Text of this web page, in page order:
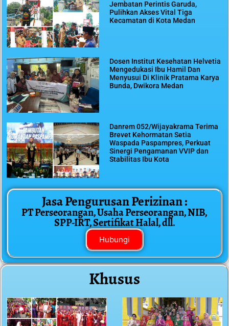
Jembatan Perintis Garuda,
Pulihkan Akses Vital Tiga
Kecamatan di Kota Medan
Dosen Institut Kesehatan Helvetia
Mengedukasi Ibu Hamil Dan
Menyusui Di Klinik Pratama Karya
Bunda, Dwikora Medan
Danrem 052/Wijayakrama Terima
Brevet Kehormatan Setia
Waspada Paspampres, Perkuat
Sinergi Pengamanan VVIP dan
Stabilitas Ibu Kota
Jasa Pengurusan Perizinan :
PT Perseorangan, Usaha Perseorangan, NIB,
SPP-IRT, Sertifikat Halal, dll.
Hubungi
Khusus